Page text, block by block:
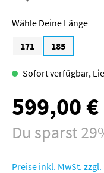
Länge
171
185
Sofort verfügbar,
Verkaufspreis:
599,00 €
Du sparst
Preise inkl. MwSt.